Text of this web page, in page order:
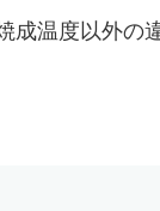
成温度以外の